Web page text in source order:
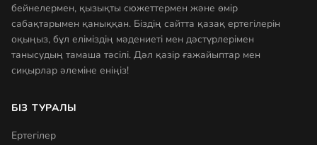
бейнелермен, қызықты сюжеттермен және өмір
сабақтарымен қаныққан. Біздің сайтта қазақ ертегілерін
оқыңыз, бұл еліміздің мәдениеті мен дәстүрлерімен
танысудың тамаша тәсілі. Дәл қазір ғажайыптар мен
сиқырлар әлеміне еніңіз!
БІЗ ТУРАЛЫ
Ертегілер